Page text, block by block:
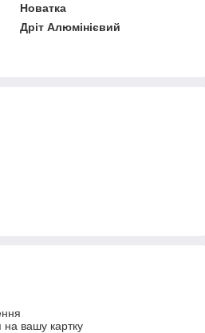
Новатка
Дріт Алюмінієвий
на вашу картку